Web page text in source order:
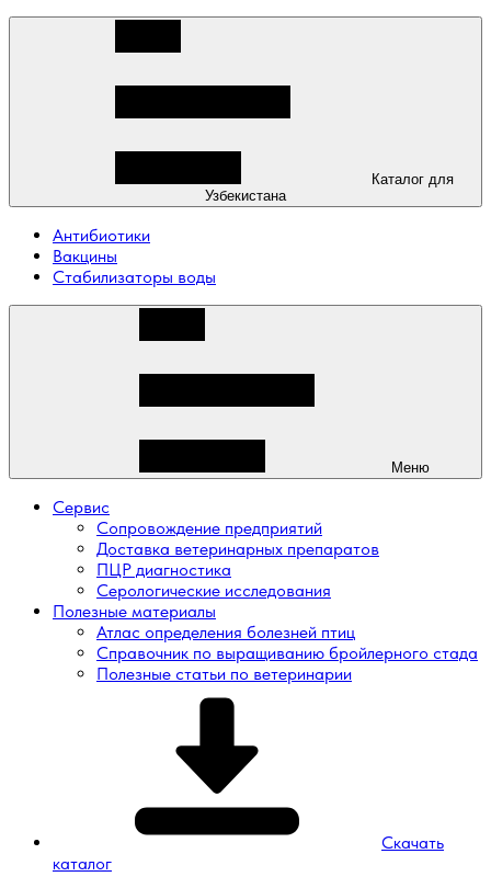
Узбекистана
Антибиотики
Вакцины
Стабилизаторы воды
Меню
Сервис
Сопровождение предприятий
Доставка ветеринарных препаратов
ПЦР диагностика
Серологические исследования
Полезные материалы
Атлас определения болезней птиц
Справочник по выращиванию бройлерного стада
Полезные статьи по ветеринарии
Скачать
каталог